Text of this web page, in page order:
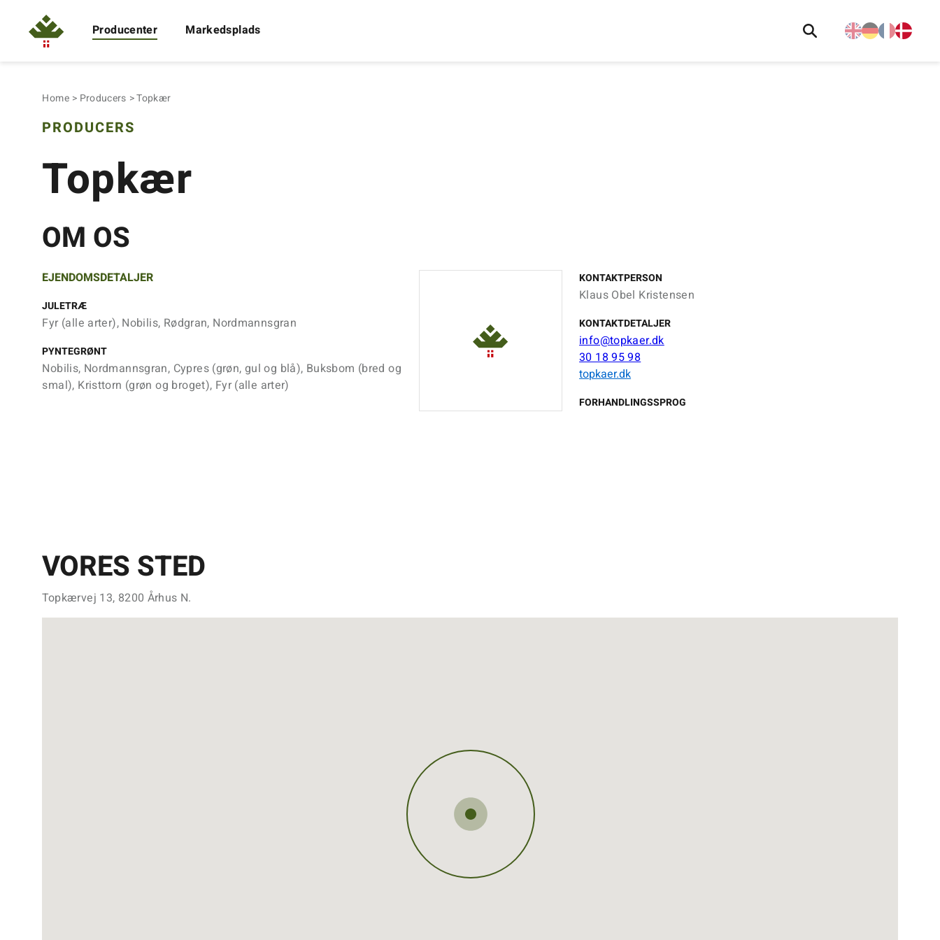
Producenter Markedsplads
Home Producers Topkær
PRODUCERS
Topkær
OM OS
EJENDOMSDETALJER
JULETRÆ
Fyr (alle arter), Nobilis, Rødgran, Nordmannsgran
PYNTEGRØNT
Nobilis, Nordmannsgran, Cypres (grøn, gul og blå), Buksbom (bred og
smal), Kristtorn (grøn og broget), Fyr (alle arter)
KONTAKTPERSON
Klaus Obel Kristensen
KONTAKTDETALJER
info@topkaer.dk
30 18 95 98
topkaer.dk
FORHANDLINGSSPROG
VORES STED
Topkærvej 13, 8200 Århus N.